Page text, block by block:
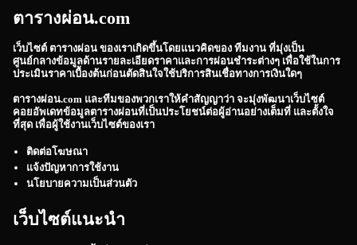
ตารางผ่อน.com
เว็บไซต์ ตารางผ่อน ของเราเกิดขึ้นโดยแนวคิดของ ทีมงาน ที่มุ่งเป็น
ศูนย์กลางข้อมูลด้านรายละเอียดราคาและการผ่อนชำระต่างๆ เพื่อใช้ในการ
ประเมินราคาเบื้องต้นก่อนตัดสินใจใช้บริการสินเชื่อทางการเงินใดๆ
ตารางผ่อน.com และทีมของพวกเราให้คำสัญญาว่า จะมุ่งพัฒนาเว็บไซต์
คอยอัพเดทข้อมูลตารางผ่อนที่เป็นประโยชน์ต่อผู้อ่านอย่างเต็มที่ และตั้งใจ
ที่สุด เพื่อผู้ใช้งานเว็บไซต์ของเรา
ติดต่อโฆษณา
แจ้งปัญหาการใช้งาน
นโยบายความเป็นส่วนตัว
เว็บไซต์แนะนำ